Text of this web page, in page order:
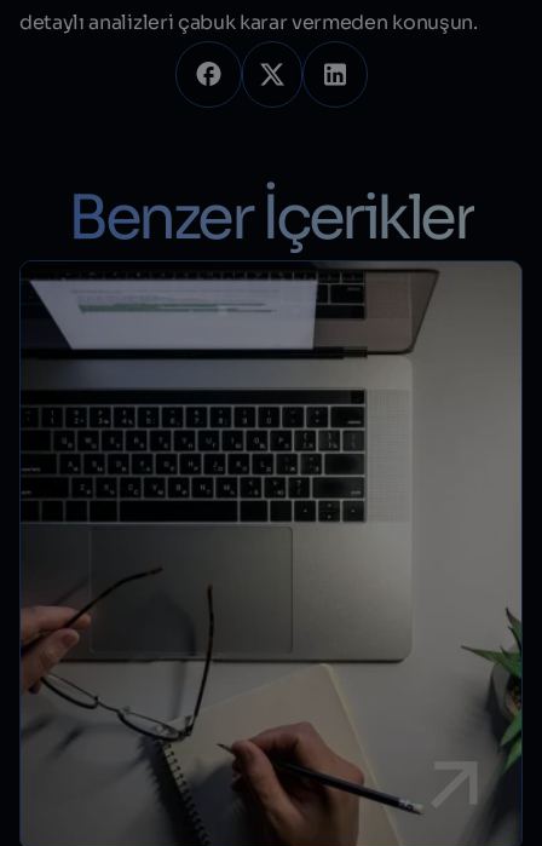
detaylı analizleri çabuk karar vermeden konuşun.
Benzer İçerikler